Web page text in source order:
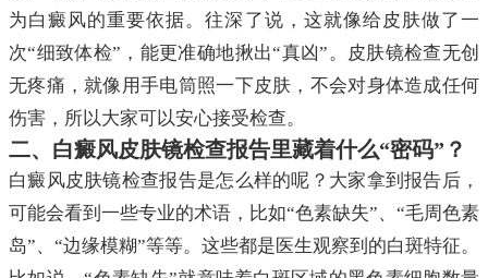
为白癜风的重要依据。往深了说，这就像给皮肤做了一
次“细致体检”，能更准确地揪出“真凶”。皮肤镜检查无创
无疼痛，就像用手电筒照一下皮肤，不会对身体造成任何
伤害，所以大家可以安心接受检查。
二、白癜风皮肤镜检查报告里藏着什么“密码”？
白癜风皮肤镜检查报告是怎么样的呢？大家拿到报告后，
可能会看到一些专业的术语，比如“色素缺失”、“毛周色素
岛”、“边缘模糊”等等。这些都是医生观察到的白斑特征。